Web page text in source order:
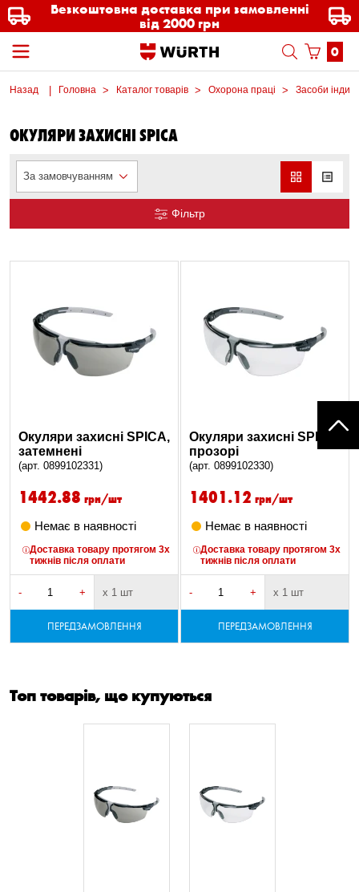
Безкоштовна доставка при замовленні
від 2000 грн
0
Назад Головна Каталог товарів Охорона праці Засоби
ОКУЛЯРИ ЗАХИСНІ SPICA
За замовчуванням
Фільтр
Окуляри захисні SPICA,
затемнені
(арт. 0899102331)
1442.88 грн/шт
Немає в наявності
Доставка товару протягом 3х
тижнів після оплати
- + х 1 шт
ПЕРЕДЗАМОВЛЕННЯ
Окуляри захисні SPICA,
прозорі
(арт. 0899102330)
1401.12 грн/шт
Немає в наявності
Доставка товару протягом 3х
тижнів після оплати
- + х 1 шт
ПЕРЕДЗАМОВЛЕННЯ
Топ товарів, що купуються